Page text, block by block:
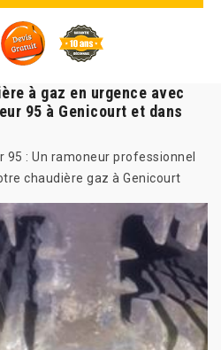
à gaz en urgence avec
95 à Genicourt et dans
95 : Un ramoneur professionnel
chaudière gaz à Genicourt